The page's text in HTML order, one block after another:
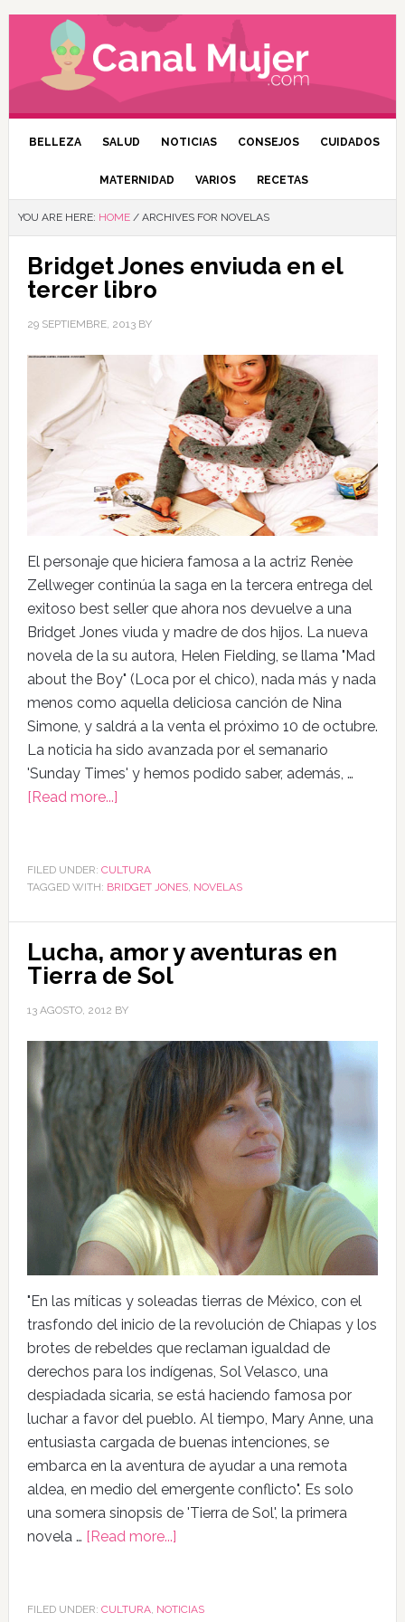
BELLEZA SALUD NOTICIAS CONSEJOS CUIDADOS
MATERNIDAD VARIOS RECETAS
YOU ARE HERE: HOME /ARCHIVES FOR NOVELAS
Bridget Jones enviuda en el
tercer libro
29 SEPTIEMBRE, 2013BY
El personaje que hiciera famosa a la actriz Renèe
Zellweger continúa la saga en la tercera entrega del
exitoso best seller que ahora nos devuelve a una
Bridget Jones viuda y madre de dos hijos. La nueva
novela de la su autora, Helen Fielding, se llama "Mad
about the Boy" (Loca por el chico), nada más y nada
menos como aquella deliciosa canción de Nina
Simone, y saldrá a la venta el próximo 10 de octubre.
La noticia ha sido avanzada por el semanario
'Sunday Times' y hemos podido saber, además, …
[Read more...]
FILED UNDER: CULTURA
TAGGED WITH: BRIDGET JONES, NOVELAS
Lucha, amor y aventuras en
Tierra de Sol
13 AGOSTO, 2012 BY
"En las míticas y soleadas tierras de México, con el
trasfondo del inicio de la revolución de Chiapas y los
brotes de rebeldes que reclaman igualdad de
derechos para los indígenas, Sol Velasco, una
despiadada sicaria, se está haciendo famosa por
luchar a favor del pueblo. Al tiempo, Mary Anne, una
entusiasta cargada de buenas intenciones, se
embarca en la aventura de ayudar a una remota
aldea, en medio del emergente conflicto". Es solo
una somera sinopsis de 'Tierra de Sol', la primera
novela … [Read more...]
FILED UNDER: CULTURA, NOTICIAS